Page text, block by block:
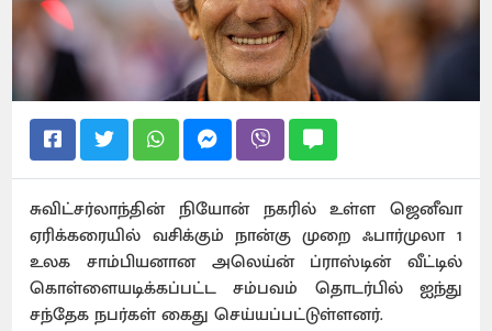
சுவிட்சர்லாந்தின் நியோன் நகரில் உள்ள ஜெனீவா
ஏரிக்கரையில் வசிக்கும் நான்கு முறை ஃபார்முலா 1
உலக சாம்பியனான அலெய்ன் ப்ராஸ்டின் வீட்டில்
கொள்ளையடிக்கப்பட்ட சம்பவம் தொடர்பில் ஐந்து
சந்தேக நபர்கள் கைது செய்யப்பட்டுள்ளனர்.